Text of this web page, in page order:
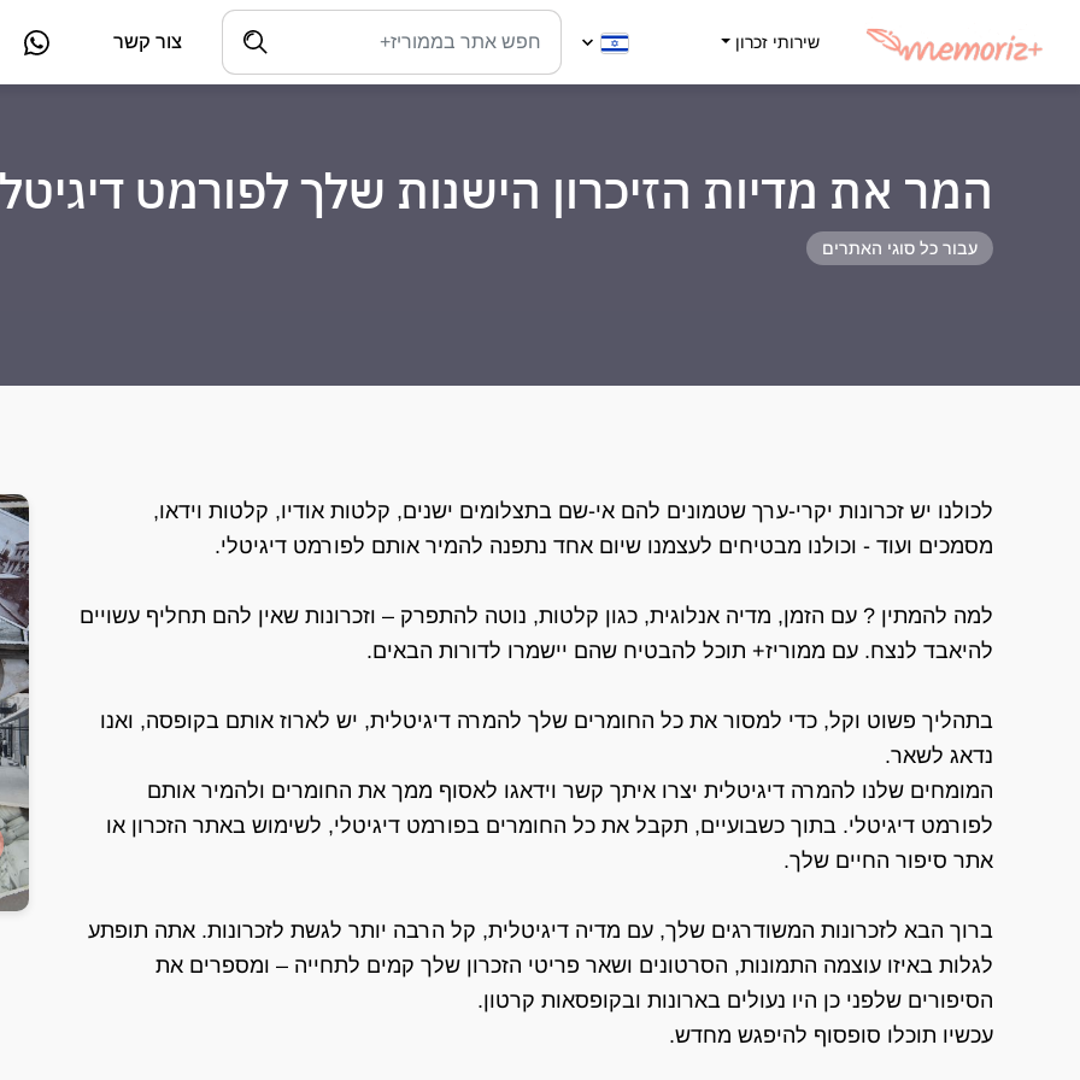
שירותי זכרון צור קשר
המר את מדיות הזיכרון הישנות שלך לפורמט
עבור כל סוגי האתרים
לכולנו יש זכרונות יקרי-ערך שטמונים להם אי-שם בתצלומים ישנים, קלטות אודיו, קלטות וידאו,
מסמכים ועוד - וכולנו מבטיחים לעצמנו שיום אחד נתפנה להמיר אותם לפורמט דיגיטלי.
למה להמתין ? עם הזמן, מדיה אנלוגית, כגון קלטות, נוטה להתפרק – וזכרונות שאין להם תחליף עשויים
להיאבד לנצח. עם ממוריז+ תוכל להבטיח שהם יישמרו לדורות הבאים.
בתהליך פשוט וקל, כדי למסור את כל החומרים שלך להמרה דיגיטלית, יש לארוז אותם בקופסה, ואנו
נדאג לשאר.
המומחים שלנו להמרה דיגיטלית יצרו איתך קשר וידאגו לאסוף ממך את החומרים ולהמיר אותם
לפורמט דיגיטלי. בתוך כשבועיים, תקבל את כל החומרים בפורמט דיגיטלי, לשימוש באתר הזכרון או
אתר סיפור החיים שלך.
ברוך הבא לזכרונות המשודרגים שלך, עם מדיה דיגיטלית, קל הרבה יותר לגשת לזכרונות. אתה תופתע
לגלות באיזו עוצמה התמונות, הסרטונים ושאר פריטי הזכרון שלך קמים לתחייה – ומספרים את
הסיפורים שלפני כן היו נעולים בארונות ובקופסאות קרטון.
עכשיו תוכלו סופסוף להיפגש מחדש.